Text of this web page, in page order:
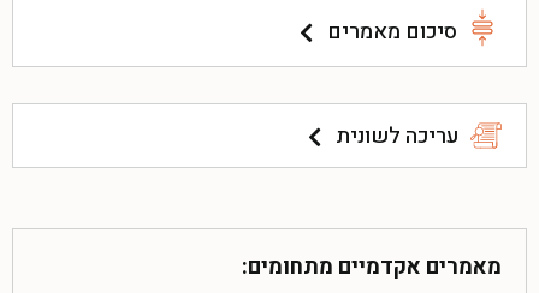
סיכום מאמרים
עריכה לשונית
מאמרים אקדמיים מתחומים: